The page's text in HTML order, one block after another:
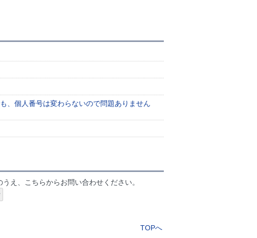
、個人番号は変わらないので問題ありません
え、こちらからお問い合わせください。
TOPへ